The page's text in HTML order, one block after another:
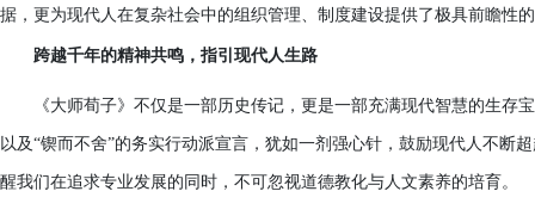
据，更为现代人在复杂社会中的组织管理、制度建设提供了极具前瞻性
跨越千年的精神共鸣，指引现代人生路
《大师荀子》不仅是一部历史传记，更是一部充满现代智慧的生存
以及“锲而不舍”的务实行动派宣言，犹如一剂强心针，鼓励现代人不断
醒我们在追求专业发展的同时，不可忽视道德教化与人文素养的培育。